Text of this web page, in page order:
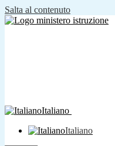
Salta al contenuto
Italiano
Italiano